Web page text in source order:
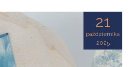
21
października
2025